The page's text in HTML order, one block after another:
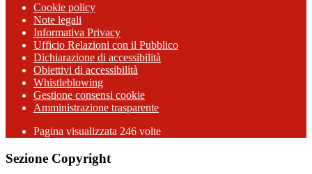
Cookie policy
Note legali
Informativa Privacy
Ufficio Relazioni con il Pubblico
Dichiarazione di accessibilità
Obiettivi di accessibilità
Whistleblowing
Gestione consensi cookie
Amministrazione trasparente
Pagina visualizzata 246 volte
Sezione Copyright